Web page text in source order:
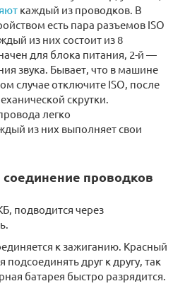
каждый из проводков. В
есть пара разъемов ISO
из них состоит из 8
для блока питания, 2-й —
звука. Бывает, что в машине
случае отключите ISO, после
скрутки.
легко
из них выполняет свои
проводков
подводится через
к зажиганию. Красный
подсоединять друг к другу, так
батарея быстро разрядится.